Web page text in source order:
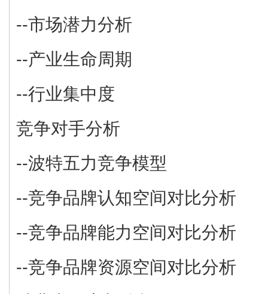
--市场潜力分析
--产业生命周期
--行业集中度
竞争对手分析
--波特五力竞争模型
--竞争品牌认知空间对比分析
--竞争品牌能力空间对比分析
--竞争品牌资源空间对比分析